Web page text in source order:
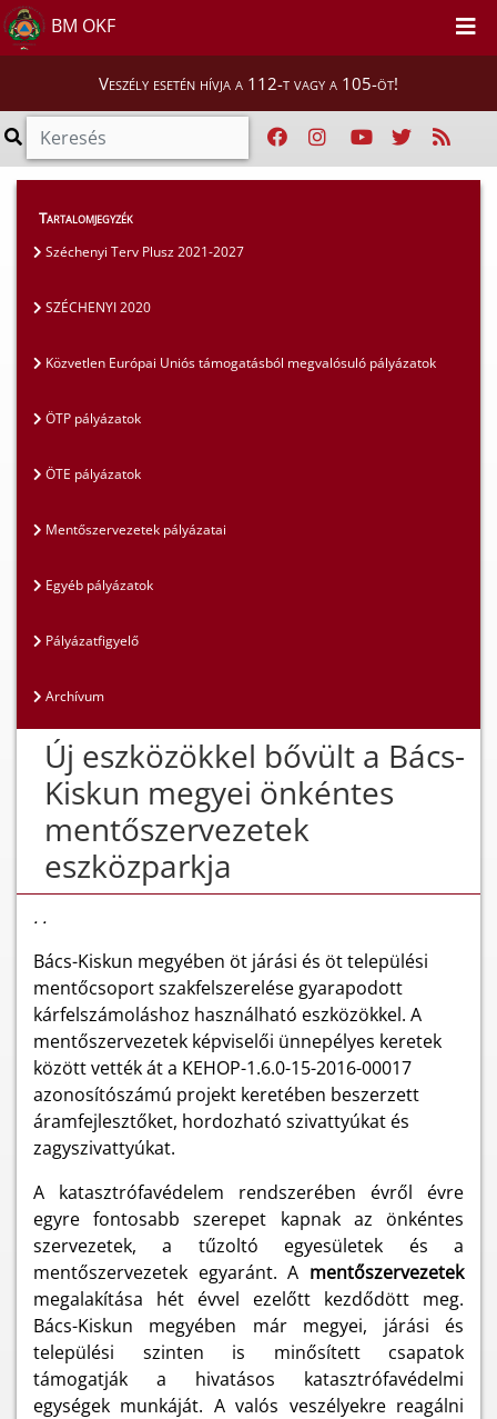
BM OKF
Veszély esetén hívja a 112-t vagy a 105-öt!
Szakmai tájékoztatók
SZÉCHENYI 2020
Tartalomjegyzék
Széchenyi Terv Plusz 2021-2027
SZÉCHENYI 2020
Közvetlen Európai Uniós támogatásból megvalósuló pályázatok
ÖTP pályázatok
ÖTE pályázatok
Mentőszervezetek pályázatai
Egyéb pályázatok
Pályázatfigyelő
Archívum
Új eszközökkel bővült a Bács-
Kiskun megyei önkéntes
mentőszervezetek
eszközparkja
. .
Bács-Kiskun megyében öt járási és öt települési
mentőcsoport szakfelszerelése gyarapodott
kárfelszámoláshoz használható eszközökkel. A
mentőszervezetek képviselői ünnepélyes keretek
között vették át a KEHOP-1.6.0-15-2016-00017
azonosítószámú projekt keretében beszerzett
áramfejlesztőket, hordozható szivattyúkat és
zagyszivattyúkat.
A katasztrófavédelem rendszerében évről évre
egyre fontosabb szerepet kapnak az önkéntes
szervezetek, a tűzoltó egyesületek és a
mentőszervezetek egyaránt. A mentőszervezetek
megalakítása hét évvel ezelőtt kezdődött meg.
Bács-Kiskun megyében már megyei, járási és
települési szinten is minősített csapatok
támogatják a hivatásos katasztrófavédelmi
egységek munkáját. A valós veszélyekre reagálni